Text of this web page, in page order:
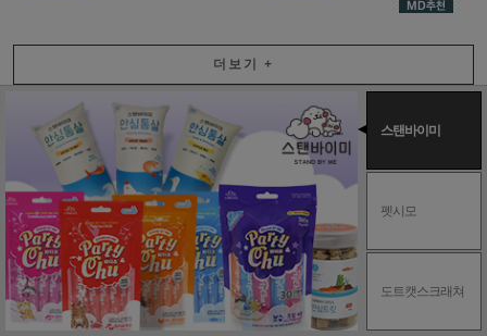
더보기 +
스탠바이미
펫시모
도트캣스크래쳐